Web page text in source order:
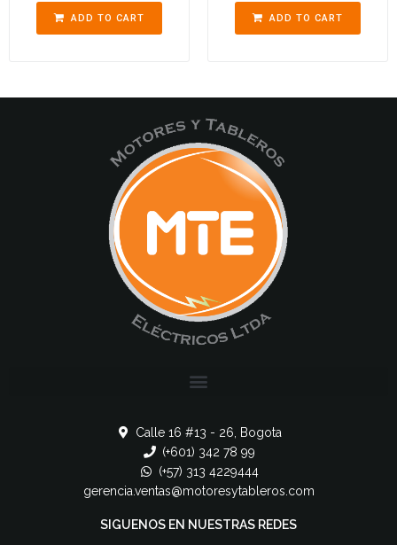
ADD TO CART ADD TO CART
Calle 16 #13 - 26, Bogota
(+601) 342 78 99
(+57) 313 4229444
gerencia.ventas@motoresytableros.com
SIGUENOS EN NUESTRAS REDES